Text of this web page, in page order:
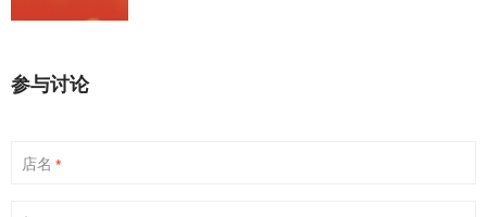
参与讨论
店名 *